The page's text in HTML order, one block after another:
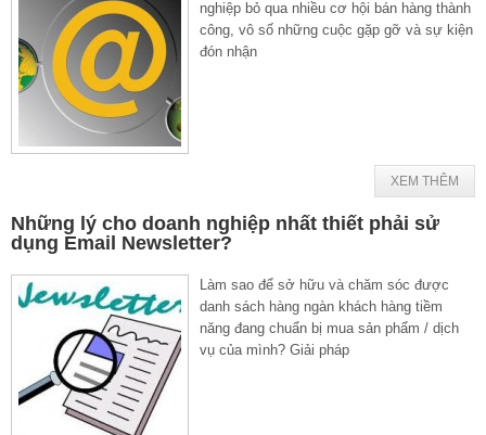
nghiệp bỏ qua nhiều cơ hội bán hàng thành
công, vô số những cuộc gặp gỡ và sự kiện
đón nhận
XEM THÊM
Những lý cho doanh nghiệp nhất thiết phải sử
dụng Email Newsletter?
Làm sao để sở hữu và chăm sóc được
danh sách hàng ngàn khách hàng tiềm
năng đang chuẩn bị mua sản phẩm / dịch
vụ của mình? Giải pháp